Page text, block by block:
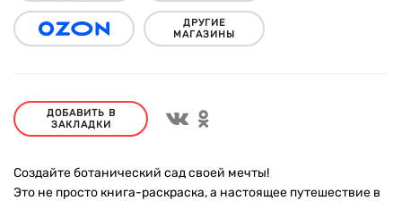
ДРУГИЕ
МАГАЗИНЫ
ДОБАВИТЬ В
ЗАКЛАДКИ
Создайте ботанический сад своей мечты!
Это не просто книга-раскраска, а настоящее путешествие в